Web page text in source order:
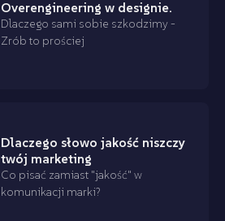
Overengineering w designie.
Dlaczego sami sobie szkodzimy -
Zrób to prościej
Dlaczego słowo jakość niszczy
twój marketing
Co pisać zamiast "jakość" w
komunikacji marki?